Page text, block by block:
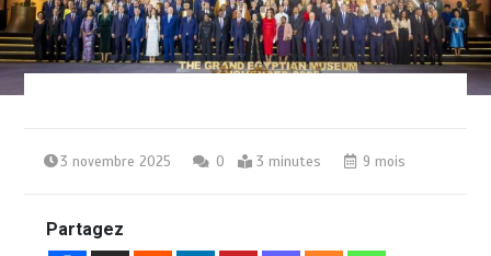
3 novembre 2025 0 3 minutes 9 mois
Partagez